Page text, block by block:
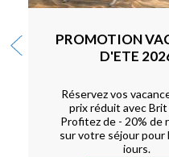
PROMOTION
D'ETE
Réservez vos
prix réduit avec
Profitez de - 20% de
sur votre séjour pour
jours.